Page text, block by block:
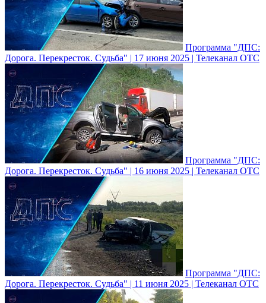
Программа "ДПС:
Дорога. Перекресток. Судьба" | 17 июня 2025 | Телеканал ОТС
Программа "ДПС:
Дорога. Перекресток. Судьба" | 16 июня 2025 | Телеканал ОТС
Программа "ДПС:
Дорога. Перекресток. Судьба" | 11 июня 2025 | Телеканал ОТС